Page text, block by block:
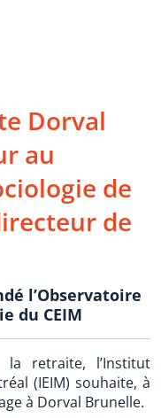
Dorval
au
de
de
l’Observatoire
du CEIM
retraite, l’Institut
(IEIM) souhaite, à
à Dorval Brunelle.